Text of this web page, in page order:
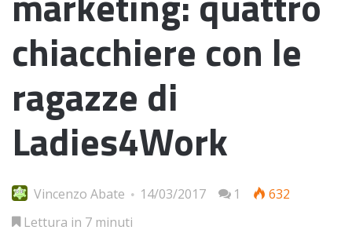
chiacchiere con le
ragazze di
Ladies4Work
Vincenzo Abate 14/03/2017 1
632
Lettura in 7 minuti